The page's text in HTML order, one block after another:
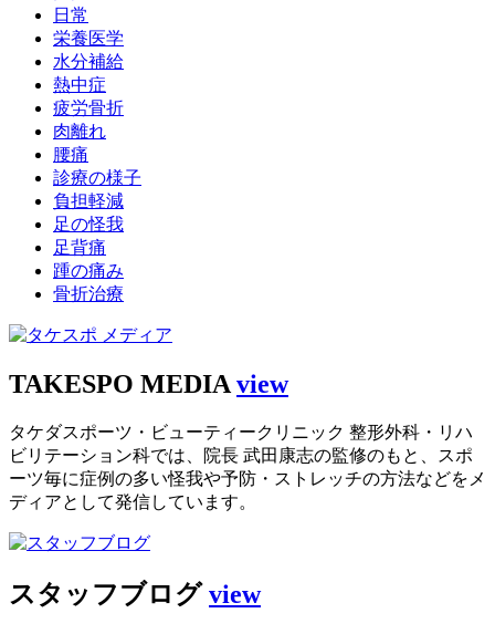
日常
栄養医学
水分補給
熱中症
疲労骨折
肉離れ
腰痛
診療の様子
負担軽減
足の怪我
足背痛
踵の痛み
骨折治療
TAKESPO MEDIA view
タケダスポーツ・ビューティークリニック 整形外科・リハ
ビリテーション科では、院長 武田康志の監修のもと、スポ
ーツ毎に症例の多い怪我や予防・ストレッチの方法などをメ
ディアとして発信しています。
スタッフブログview